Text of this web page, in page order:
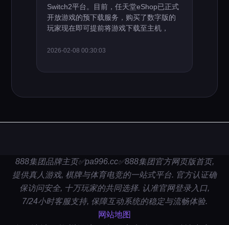
Switch2平台。目前，任天堂eShop已正式
开放游戏的预下载服务，购买了数字版的
玩家现在即可提前将游戏下载至主机，
2026-02-08 00:30:03
888集团品牌主页✅pa996.cc✅888集团官方网页版首页,
提供真人游戏, 棋牌与体育电竞的一站式平台. 官方认证确
保访问安全, 十万玩家的共同选择. 认准官网登录入口,
7/24小时客服支持, 保障互动系统的稳定与流畅体验.
网站地图